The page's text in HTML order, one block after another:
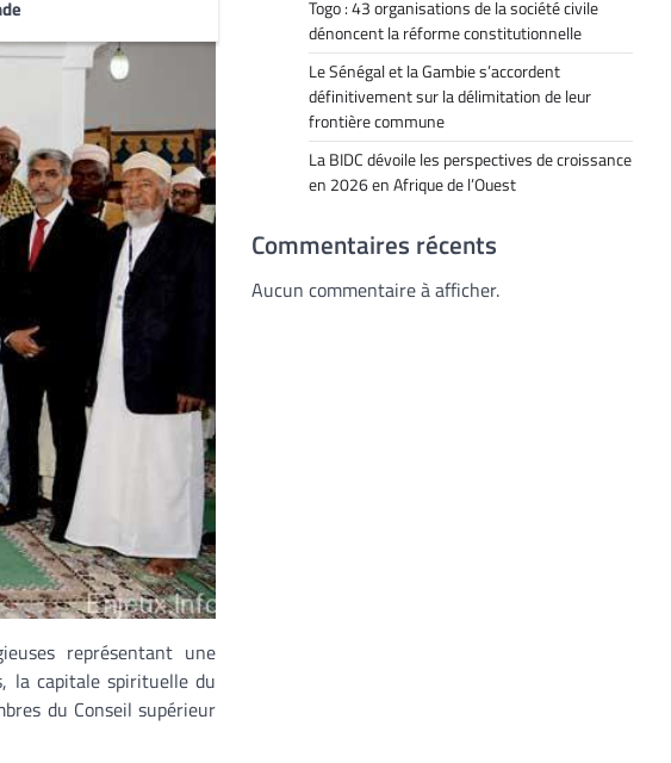
représentant une
la capitale spirituelle du
du Conseil supérieur
Togo : 43 organisations de la société civile
dénoncent la réforme constitutionnelle
Le Sénégal et la Gambie s’accordent
définitivement sur la délimitation de leur
frontière commune
La BIDC dévoile les perspectives de croissance
en 2026 en Afrique de l’Ouest
Commentaires récents
Aucun commentaire à afficher.